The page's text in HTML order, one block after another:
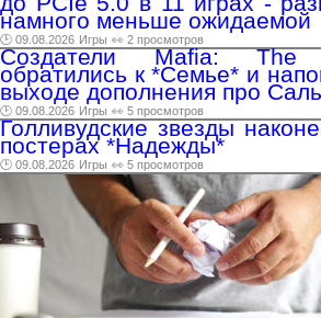
намного меньше ожидаемой
🕑 09.08.2026 Игры 👀 2 просмотров
Создатели Mafia:
обратились к *Семье* и
выходе дополнения про
🕑 09.08.2026 Игры 👀 5 просмотров
Голливудские звезды
постерах *Надежды*
🕑 09.08.2026 Игры 👀 5 просмотров